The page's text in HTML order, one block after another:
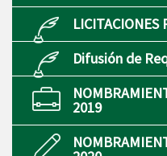
Difusión de
2019